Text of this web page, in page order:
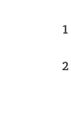
1
2